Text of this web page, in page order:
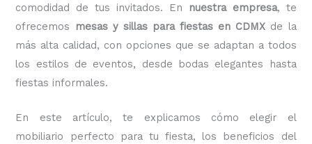
comodidad de tus invitados. En
nuestra empresa, te
ofrecemos
mesas y sillas para fiestas en CDMX de la
más alta calidad, con opciones que se adaptan a todos
los estilos de eventos, desde bodas elegantes hasta
fiestas informales.
En este artículo, te explicamos cómo elegir el
mobiliario perfecto para tu fiesta, los beneficios del